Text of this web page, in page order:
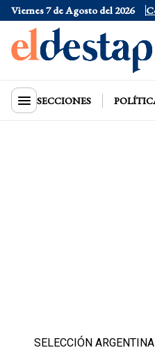
Viernes 7 de Agosto del 2026
Dólar Oficial $1520
SECCIONES
SELECCIÓN ARGENTINA